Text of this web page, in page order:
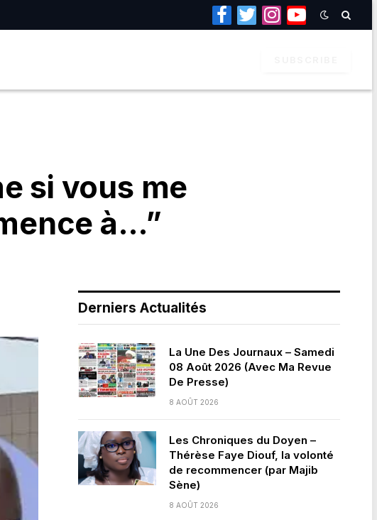
Facebook
TwitterInstagramYouTube
si vous me
à…”
Derniers Actualités
La Une Des Journaux – Samedi
08 Août 2026 (Avec Ma Revue
De Presse)
8 AOÛT 2026
Les Chroniques du Doyen –
Thérèse Faye Diouf, la volonté
de recommencer (par Majib
Sène)
8 AOÛT 2026